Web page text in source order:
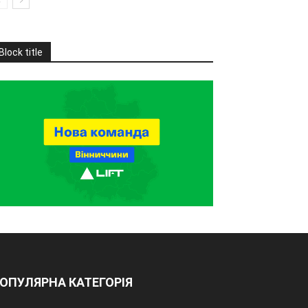
Block title
КАТЕГОРІЯ